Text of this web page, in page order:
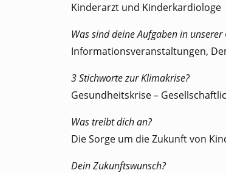
Kinderarzt und Kinderkardiologe
Was sind deine Aufgaben in unserer
Informationsveranstaltungen,
3 Stichworte zur Klimakrise?
Gesundheitskrise –
Was treibt dich an?
Die Sorge um die Zukunft von
Dein Zukunftswunsch?